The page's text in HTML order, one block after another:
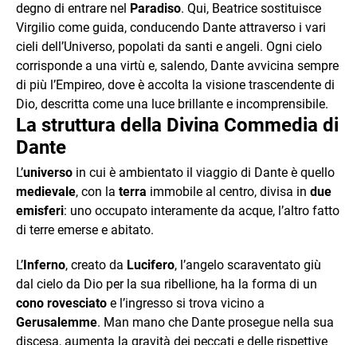
degno di entrare nel Paradiso. Qui, Beatrice sostituisce
Virgilio come guida, conducendo Dante attraverso i vari
cieli dell’Universo, popolati da santi e angeli. Ogni cielo
corrisponde a una virtù e, salendo, Dante avvicina sempre
di più l’Empireo, dove è accolta la visione trascendente di
Dio, descritta come una luce brillante e incomprensibile.
La struttura della Divina Commedia di
Dante
L’universo in cui è ambientato il viaggio di Dante è quello
medievale, con la terra immobile al centro, divisa in due
emisferi: uno occupato interamente da acque, l’altro fatto
di terre emerse e abitato.
L’Inferno, creato da Lucifero, l’angelo scaraventato giù
dal cielo da Dio per la sua ribellione, ha la forma di un
cono rovesciato e l’ingresso si trova vicino a
Gerusalemme. Man mano che Dante prosegue nella sua
discesa, aumenta la gravità dei peccati e delle rispettive